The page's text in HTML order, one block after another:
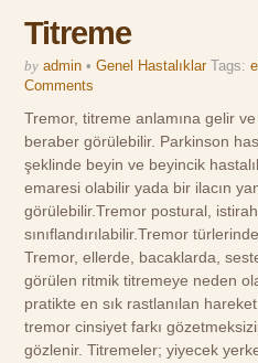
Titreme
by admin • Genel Hastalıklar Tags:
Comments
Tremor, titreme anlamına gelir
beraber görülebilir. Parkinson
şeklinde beyin ve beyincik
emaresi olabilir yada bir ilacın
görülebilir.Tremor postural,
sınıflandırılabilir.Tremor
Tremor, ellerde, bacaklarda,
görülen ritmik titremeye neden
pratikte en sık rastlanılan
tremor cinsiyet farkı
gözlenir. Titremeler; yiyecek